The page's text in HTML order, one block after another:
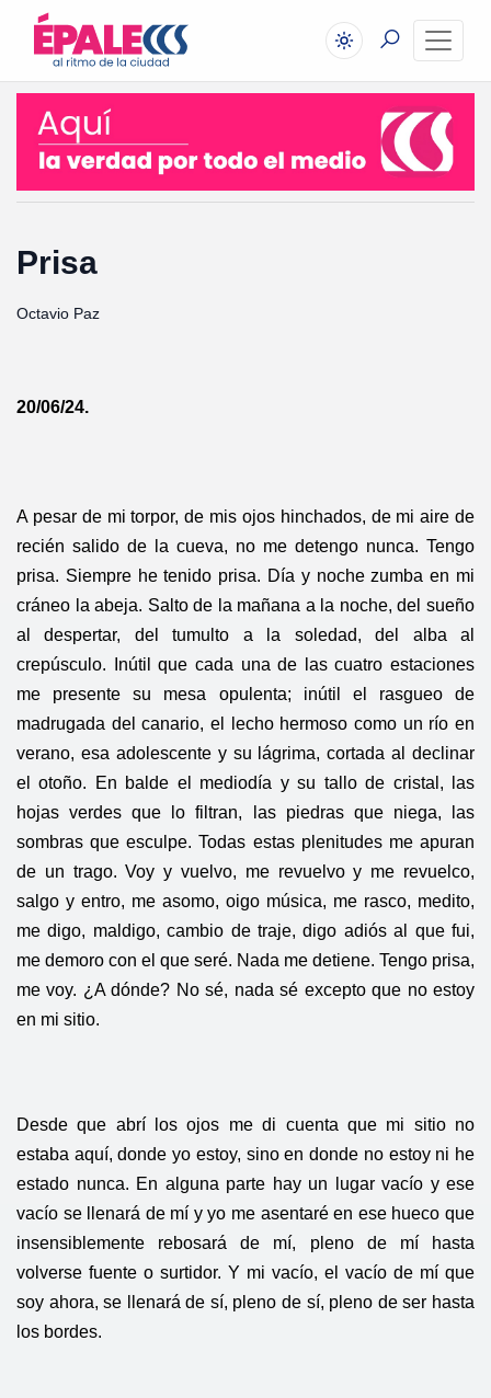
Prisa
Octavio Paz
20/06/24.
A pesar de mi torpor, de mis ojos hinchados, de mi aire de
recién salido de la cueva, no me detengo nunca. Tengo
prisa. Siempre he tenido prisa. Día y noche zumba en mi
cráneo la abeja. Salto de la mañana a la noche, del sueño
al despertar, del tumulto a la soledad, del alba al
crepúsculo. Inútil que cada una de las cuatro estaciones
me presente su mesa opulenta; inútil el rasgueo de
madrugada del canario, el lecho hermoso como un río en
verano, esa adolescente y su lágrima, cortada al declinar
el otoño. En balde el mediodía y su tallo de cristal, las
hojas verdes que lo filtran, las piedras que niega, las
sombras que esculpe. Todas estas plenitudes me apuran
de un trago. Voy y vuelvo, me revuelvo y me revuelco,
salgo y entro, me asomo, oigo música, me rasco, medito,
me digo, maldigo, cambio de traje, digo adiós al que fui,
me demoro con el que seré. Nada me detiene. Tengo prisa,
me voy. ¿A dónde? No sé, nada sé excepto que no estoy
en mi sitio.
Desde que abrí los ojos me di cuenta que mi sitio no
estaba aquí, donde yo estoy, sino en donde no estoy ni he
estado nunca. En alguna parte hay un lugar vacío y ese
vacío se llenará de mí y yo me asentaré en ese hueco que
insensiblemente rebosará de mí, pleno de mí hasta
volverse fuente o surtidor. Y mi vacío, el vacío de mí que
soy ahora, se llenará de sí, pleno de sí, pleno de ser hasta
los bordes.